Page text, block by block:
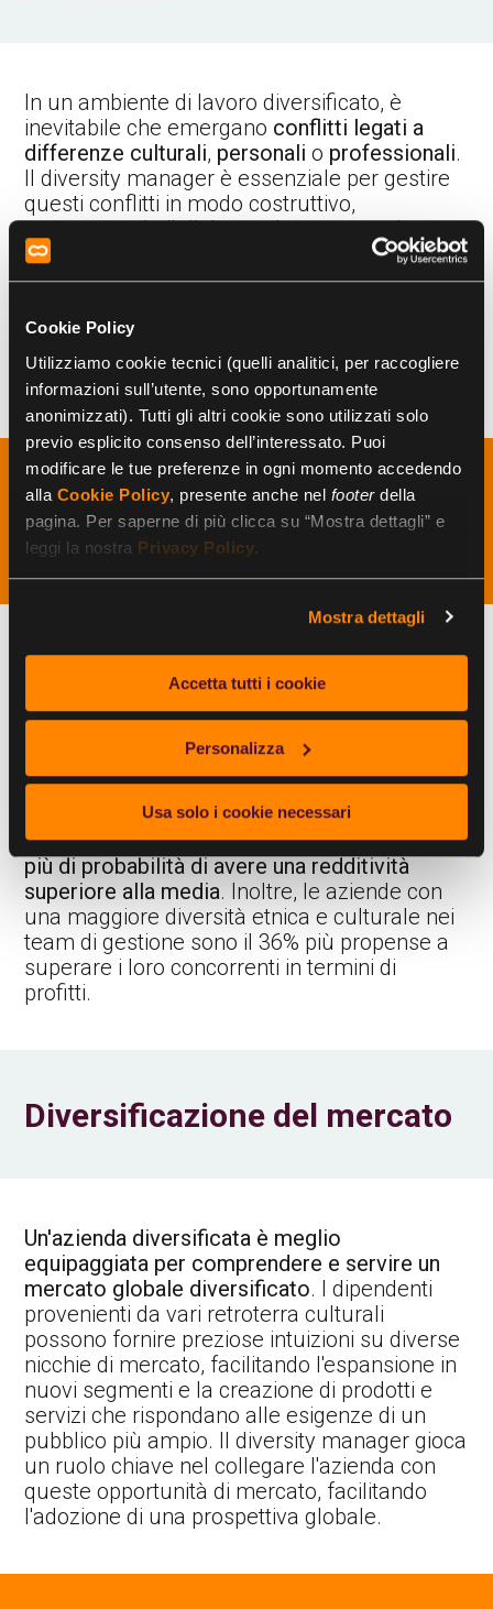
Cookie Policy
Utilizziamo cookie tecnici (quelli analitici, per raccogliere
informazioni sull’utente, sono opportunamente
anonimizzati). Tutti gli altri cookie sono utilizzati solo
previo esplicito consenso dell’interessato. Puoi
modificare le tue preferenze in ogni momento accedendo
alla Cookie Policy, presente anche nel footerdella
pagina. Per saperne di più clicca su “Mostra dettagli” e
leggi la nostra Privacy Policy.
Mostra dettagli
Accetta tutti i cookie
Personalizza
Usa solo i cookie necessari
In un ambiente di lavoro diversificato, è
inevitabile che emergano conflitti legati a
differenze culturali, personali o professionali.
Il diversity manager è essenziale per gestire
questi conflitti in modo costruttivo,
promuovendo il dialogo e la comprensione
reciproca. Attraverso la formazione e la
sensibilizzazione, ildiversity manager lavora
i conflitti possono essere risolti in modo
efficace e le differenze possono essere
celebrate anziché temute.
I vantaggi economici della
diversità
Oltre ai benefici culturali e sociali, ci sono
anche vantaggi economici tangibili associati a
una forza lavoro diversificata e inclusiva. Le
aziende che abbracciano la diversità tendono
a performare meglio finanziariamente.
report di McKinsey & Companyha rilevato
che le aziende con una maggiore diversità di
genere nei loro team esecutivi hannoil 25% in
più di probabilità di avere una redditività
superiore alla media. Inoltre, le aziende con
una maggiore diversità etnica e culturale nei
team di gestione sono il 36% più propense a
superare i loro concorrenti in termini di
profitti.
Diversificazione del mercato
Un'azienda diversificata è meglio
equipaggiata per comprendere e servire un
mercato globale diversificato. I dipendenti
provenienti da vari retroterra culturali
possono fornire preziose intuizioni su diverse
nicchie di mercato, facilitando l'espansione in
nuovi segmenti e la creazione di prodotti e
servizi che rispondano alle esigenze di un
pubblico più ampio. Il diversity manager gioca
un ruolo chiave nel collegare l'azienda con
queste opportunità di mercato, facilitando
l'adozione di una prospettiva globale.